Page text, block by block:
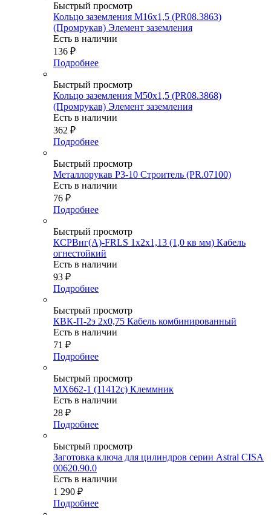
Быстрый просмотр
Кольцо заземления М16х1,5 (PR08.3863)
(Промрукав) Элемент заземления
Есть в наличии
136 ₽
Подробнее
Быстрый просмотр
Кольцо заземления М50х1,5 (PR08.3868)
(Промрукав) Элемент заземления
Есть в наличии
362 ₽
Подробнее
Быстрый просмотр
Металлорукав Р3-10 Строитель (PR.07100)
Есть в наличии
76 ₽
Подробнее
Быстрый просмотр
КСРВнг(А)-FRLS 1х2х1,13 (1,0 кв мм) Кабель
огнестойкий
Есть в наличии
93 ₽
Подробнее
Быстрый просмотр
КВК-П-2э 2х0,75 Кабель комбинированный
Есть в наличии
71 ₽
Подробнее
Быстрый просмотр
MX662-1 (11412c) Клеммник
Есть в наличии
28 ₽
Подробнее
Быстрый просмотр
Заготовка ключа для цилиндров серии Astral CISA
00620.90.0
Есть в наличии
1 290 ₽
Подробнее